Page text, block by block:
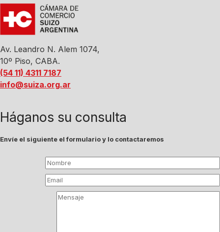
Av. Leandro N. Alem 1074,
10º Piso, CABA.
(54 11) 4311 7187
info@suiza.org.ar
Háganos su consulta
Envíe el siguiente el formulario y lo contactaremos